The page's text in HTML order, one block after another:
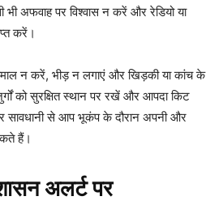
अफवाह पर विश्वास न करें और रेडियो या
करें।
न करें, भीड़ न लगाएं और खिड़की या कांच के
को सुरक्षित स्थान पर रखें और आपदा किट
सावधानी से आप भूकंप के दौरान अपनी और
हैं।
अलर्ट पर